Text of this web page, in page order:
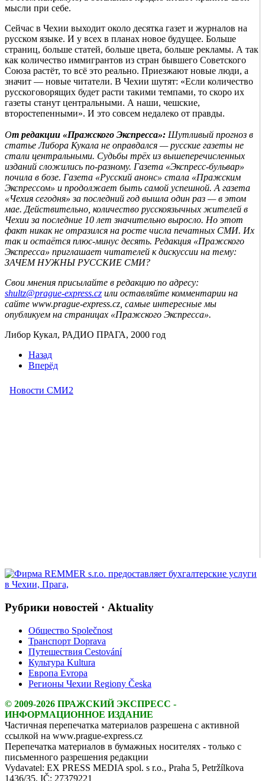
мысли при себе.
Сейчас в Чехии выходит около десятка газет и журналов на
русском языке. И у всех в планах новое будущее. Больше
страниц, больше статей, больше цвета, больше рекламы. А так
как количество иммигрантов из стран бывшего Советского
Союза растёт, то всё это реально. Приезжают новые люди, а
значит — новые читатели. В Чехии шутят: «Если количество
русскоговорящих будет расти такими темпами, то скоро их
газеты станут центральными. А наши, чешские,
второстепенными». И это совсем недалеко от правды.
От редакции «Пражского Экспресса»: Шутливый прогноз в
статье Либора Кукала не оправдался — русские газеты не
стали центральными. Судьбы трёх из вышеперечисленных
изданий сложились по-разному. Газета «Экспресс-бульвар»
почила в бозе. Газета «Русский анонс» стала «Пражским
Экспрессом» и продолжает быть самой успешной. А газета
«Чехия сегодня» за последний год вышла один раз — в этом
мае. Действительно, количество русскоязычных жителей в
Чехии за последние 10 лет значительно выросло. Но этот
факт никак не отразился на росте числа печатных СМИ. Их
так и остаётся плюс-минус десять. Редакция «Пражского
Экспресса» приглашает читателей к дискуссии на тему:
ЗАЧЕМ НУЖНЫ РУССКИЕ СМИ?
Свои мнения присылайте в редакцию по адресу:
shultz@prague-express.cz или оставляйте комментарии на
сайте www.prague-express.cz, самые интересные мы
опубликуем на страницах «Пражского Экспресса».
Либор Кукал, РАДИО ПРАГА, 2000 год
Назад
Вперёд
Рубрики новостей · Aktuality
Общество Společnost
Транспорт Doprava
Путешествия Cestování
Культура Kultura
Европа Evropa
Регионы Чехии Regiony Česka
© 2009-2026 ПРАЖСКИЙ ЭКСПРЕСС -
ИНФОРМАЦИОННОЕ ИЗДАНИЕ
Частичная перепечатка материалов разрешена с активной
ссылкой на www.prague-express.cz
Перепечатка материалов в бумажных носителях - только с
письменного разрешения редакции
Vydavatel: EX PRESS MEDIA spol. s r.o., Praha 5, Petržílkova
1436/35, IČ: 27379221